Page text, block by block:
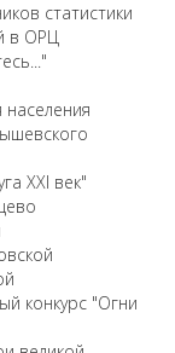
статистики
в ОРЦ
XXI век"
конкурс "Огни